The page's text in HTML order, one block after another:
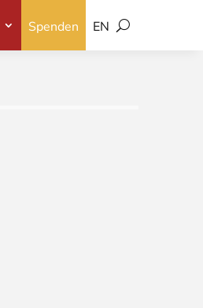
Spenden EN
Spenden EN